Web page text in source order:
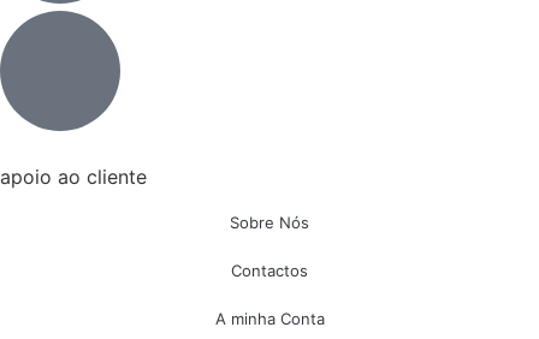
apoio ao cliente
Sobre Nós
Contactos
A minha Conta